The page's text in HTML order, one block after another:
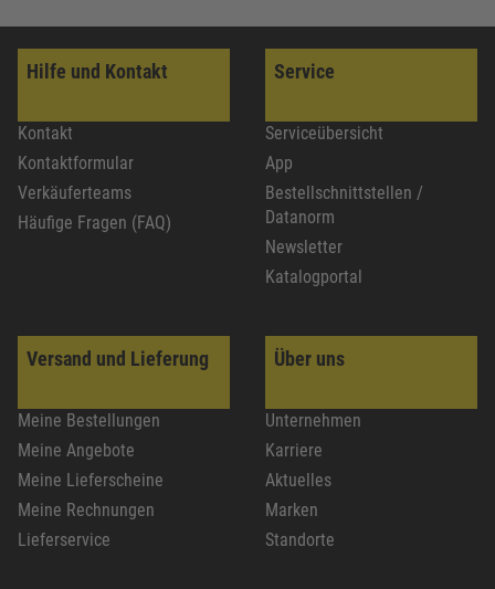
Hilfe und Kontakt
Kontakt
Kontaktformular
Verkäuferteams
Häufige Fragen (FAQ)
Service
Serviceübersicht
App
Bestellschnittstellen /
Datanorm
Newsletter
Katalogportal
Versand und Lieferung
Meine Bestellungen
Meine Angebote
Meine Lieferscheine
Meine Rechnungen
Lieferservice
Über uns
Unternehmen
Karriere
Aktuelles
Marken
Standorte